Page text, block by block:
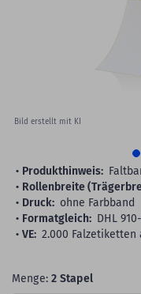
Bild erstellt mit KI
Produkthinweis:
Rollenbreite
Druck: ohne Farbband
Formatgleich: DHL
VE: 2.000
Menge:2 Stapel